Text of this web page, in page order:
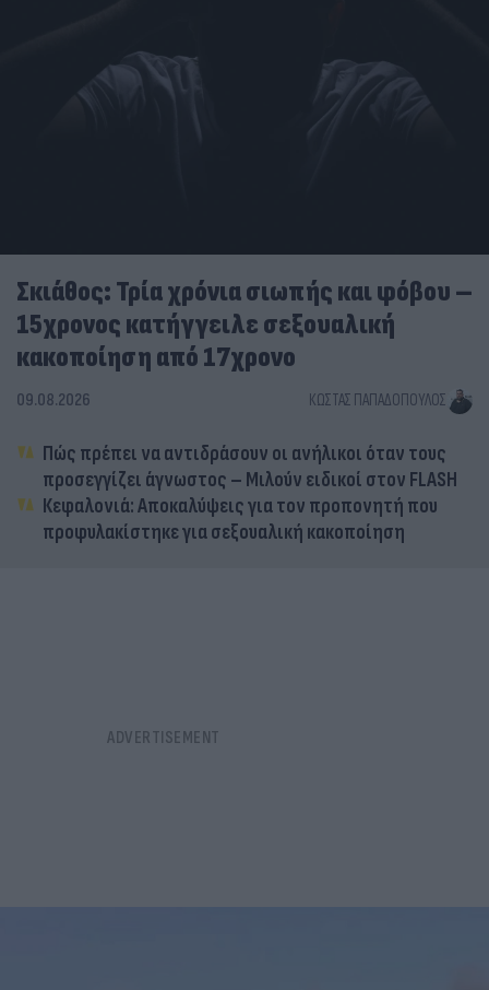
Σκιάθος: Τρία χρόνια σιωπής και φόβου –
15χρονος κατήγγειλε σεξουαλική
κακοποίηση από 17χρονο
09.08.2026 ΚΏΣΤΑΣ ΠΑΠΑΔΌΠΟΥΛΟΣ
Πώς πρέπει να αντιδράσουν οι ανήλικοι όταν τους
προσεγγίζει άγνωστος – Μιλούν ειδικοί στον FLASH
Κεφαλονιά: Αποκαλύψεις για τον προπονητή που
προφυλακίστηκε για σεξουαλική κακοποίηση